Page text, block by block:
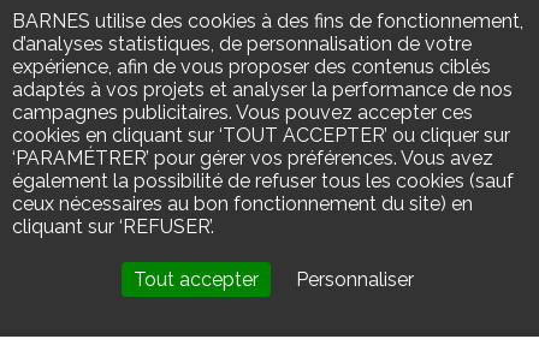
Montreux
Morges
Nyon
Neuchâtel
Rolle
Rougemont
Sion
Verbier
Zermatt
BARNES utilise des cookies à des fins de fonctionnement,
d’analyses statistiques, de personnalisation de votre
expérience, afin de vous proposer des contenus ciblés
adaptés à vos projets et analyser la performance de nos
campagnes publicitaires. Vous pouvez accepter ces
cookies en cliquant sur ‘TOUT ACCEPTER’ ou cliquer sur
‘PARAMÉTRER’ pour gérer vos préférences. Vous avez
également la possibilité de refuser tous les cookies (sauf
ceux nécessaires au bon fonctionnement du site) en
cliquant sur ‘REFUSER’.
Tout accepter Personnaliser